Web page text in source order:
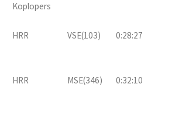
Koplopers
HRR VSE(103) 0:28:27
HRR MSE(346) 0:32:10